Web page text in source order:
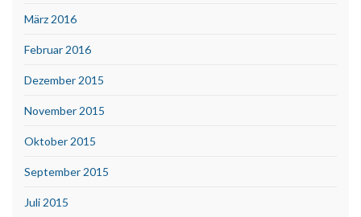
März 2016
Februar 2016
Dezember 2015
November 2015
Oktober 2015
September 2015
Juli 2015